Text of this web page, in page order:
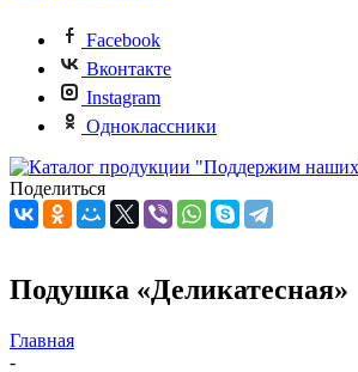
Facebook
Вконтакте
Instagram
Одноклассники
Поделиться
Подушка «Деликатесная»
Главная
-